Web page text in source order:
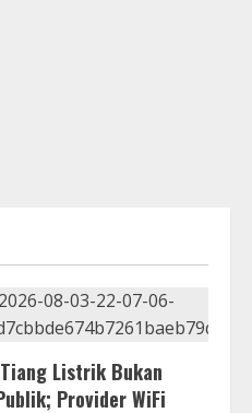
Listrik Bukan
Provider WiFi